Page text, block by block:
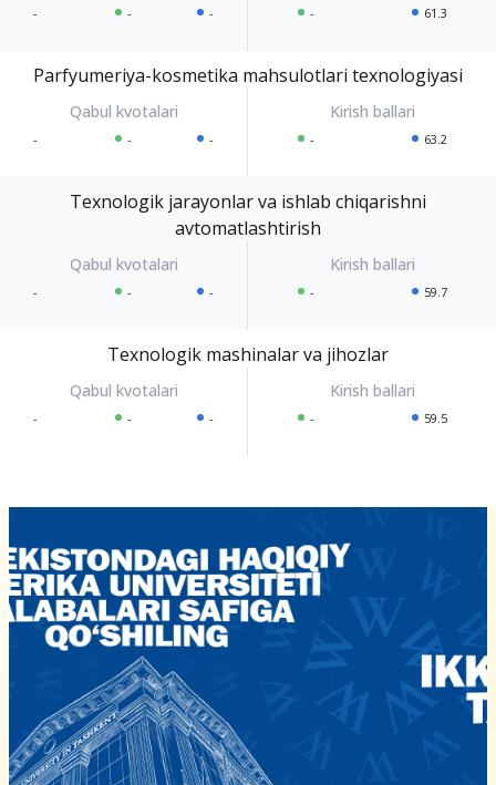
- - - - 61.3
Parfyumeriya-kosmetika mahsulotlari texnologiyasi
- - - - 63.2
Texnologik jarayonlar va ishlab chiqarishni
avtomatlashtirish
- - - - 59.7
Texnologik mashinalar va jihozlar
- - - - 59.5